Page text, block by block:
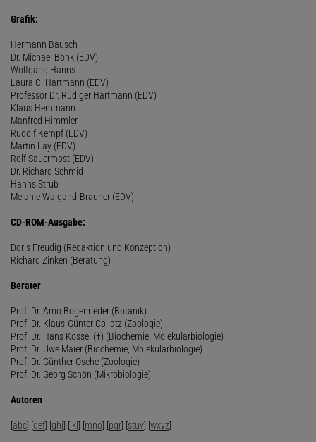
Grafik:
Hermann Bausch
Dr. Michael Bonk (EDV)
Wolfgang Hanns
Laura C. Hartmann (EDV)
Professor Dr. Rüdiger Hartmann (EDV)
Klaus Hemmann
Manfred Himmler
Rudolf Kempf (EDV)
Martin Lay (EDV)
Rolf Sauermost (EDV)
Dr. Richard Schmid
Hanns Strub
Melanie Waigand-Brauner (EDV)
CD-ROM-Ausgabe:
Doris Freudig (Redaktion und Konzeption)
Richard Zinken (Beratung)
Berater
Prof. Dr. Arno Bogenrieder (Botanik)
Prof. Dr. Klaus-Günter Collatz (Zoologie)
Prof. Dr. Hans Kössel (†) (Biochemie, Molekularbiologie)
Prof. Dr. Uwe Maier (Biochemie, Molekularbiologie)
Prof. Dr. Günther Osche (Zoologie)
Prof. Dr. Georg Schön (Mikrobiologie)
Autoren
[abc] [def] [ghi] [jkl] [mno] [pqr] [stuv] [wxyz]